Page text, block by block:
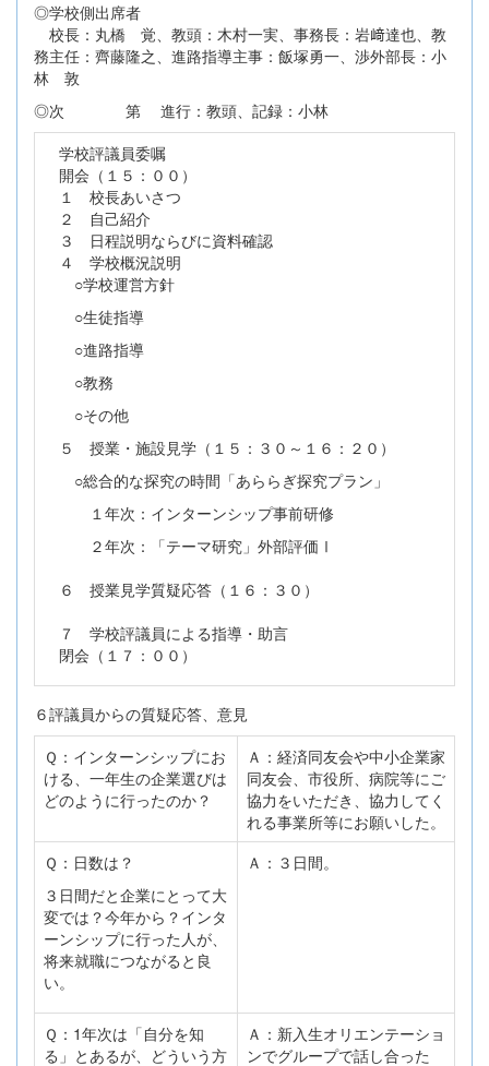
◎学校側出席者
校長：丸橋 覚、教頭：木村一実、事務長：岩﨑達也、教
務主任：齊藤隆之、進路指導主事：飯塚勇一、渉外部長：小
林 敦
◎次 第 進行：教頭、記録：小林
学校評議員委嘱
開会（１５：００）
１ 校長あいさつ
２ 自己紹介
３ 日程説明ならびに資料確認
４ 学校概況説明
○学校運営方針
○生徒指導
○進路指導
○教務
○その他
５ 授業・施設見学（１５：３０～１６：２０）
○総合的な探究の時間「あららぎ探究プラン」
１年次：インターンシップ事前研修
２年次：「テーマ研究」外部評価Ⅰ
６ 授業見学質疑応答（１６：３０）
７ 学校評議員による指導・助言
閉会（１７：００）
６評議員からの質疑応答、意見
Ｑ：インターンシップにお
ける、一年生の企業選びは
どのように行ったのか？
Ａ：経済同友会や中小企業家
同友会、市役所、病院等にご
協力をいただき、協力してく
れる事業所等にお願いした。
Ｑ：日数は？
３日間だと企業にとって大
変では？今年から？インタ
ーンシップに行った人が、
将来就職につながると良
い。
Ａ：３日間。
Ｑ：1年次は「自分を知
る」とあるが、どういう方
Ａ：新入生オリエンテーショ
ンでグループで話し合った